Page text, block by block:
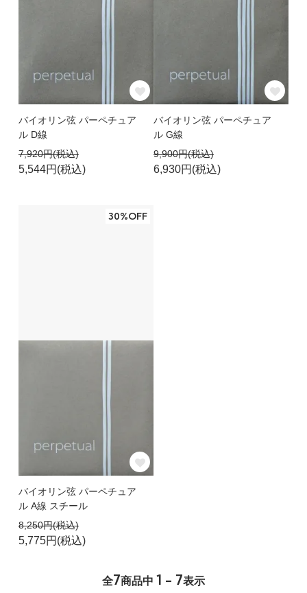
バイオリン弦 パーペチュア
ル D線
7,920円(税込)
5,544円(税込)
バイオリン弦 パーペチュア
ル G線
9,900円(税込)
6,930円(税込)
30%OFF
バイオリン弦 パーペチュア
ル A線 スチール
8,250円(税込)
5,775円(税込)
全7商品中 1 - 7表示